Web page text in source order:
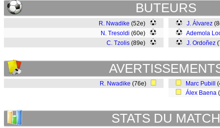
BUTEURS
R. Nwadike (52e)
N. Tresoldi (60e)
C. Tzolis (89e)
J. Álvarez
Ademola
J. Ordoñez
R. Nwadike (76e) Marc Pubill
Álex Baena
STATS DU MATCH